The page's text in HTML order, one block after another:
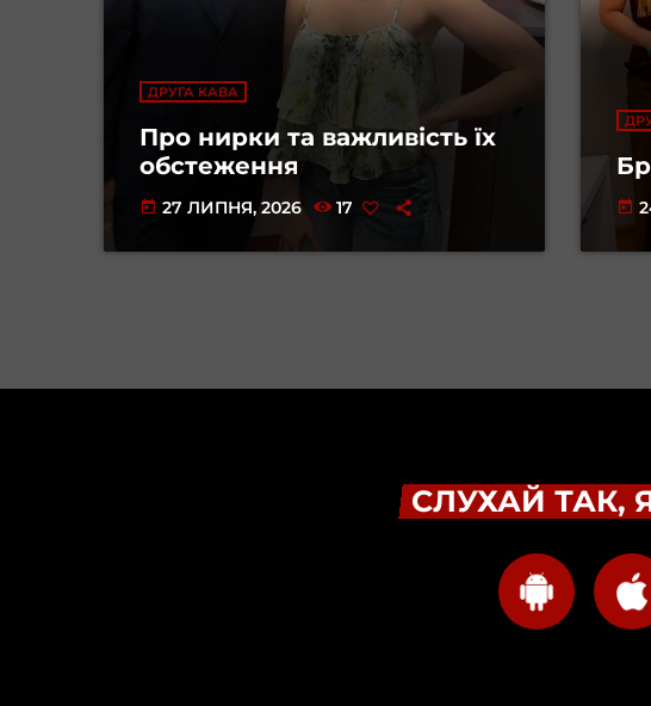
ДРУГА КАВА
Про нирки та важливість їх
обстеження
today 27 ЛИПНЯ, 2026 17 today
СЛУХАЙ ТАК,